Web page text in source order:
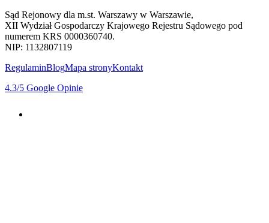
Sąd Rejonowy dla m.st. Warszawy w Warszawie,
XII Wydział Gospodarczy Krajowego Rejestru Sądowego pod
numerem KRS 0000360740.
NIP: 1132807119
RegulaminBlogMapa stronyKontakt
4.3/5 Google Opinie